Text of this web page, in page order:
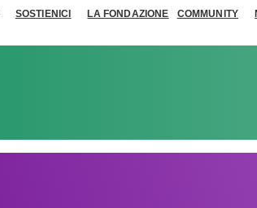
SOSTIENICI LA FONDAZIONE COMMUNITY